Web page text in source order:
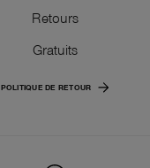
Retours
Gratuits
POLITIQUE DE RETOUR